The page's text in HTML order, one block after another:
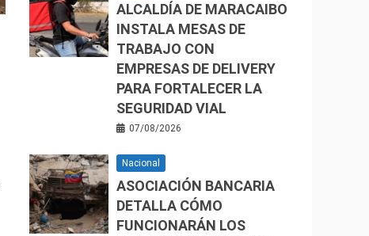
ALCALDÍA DE MARACAIBO
INSTALA MESAS DE
TRABAJO CON
EMPRESAS DE DELIVERY
PARA FORTALECER LA
SEGURIDAD VIAL
07/08/2026
Nacional
ASOCIACIÓN BANCARIA
DETALLA CÓMO
FUNCIONARÁN LOS